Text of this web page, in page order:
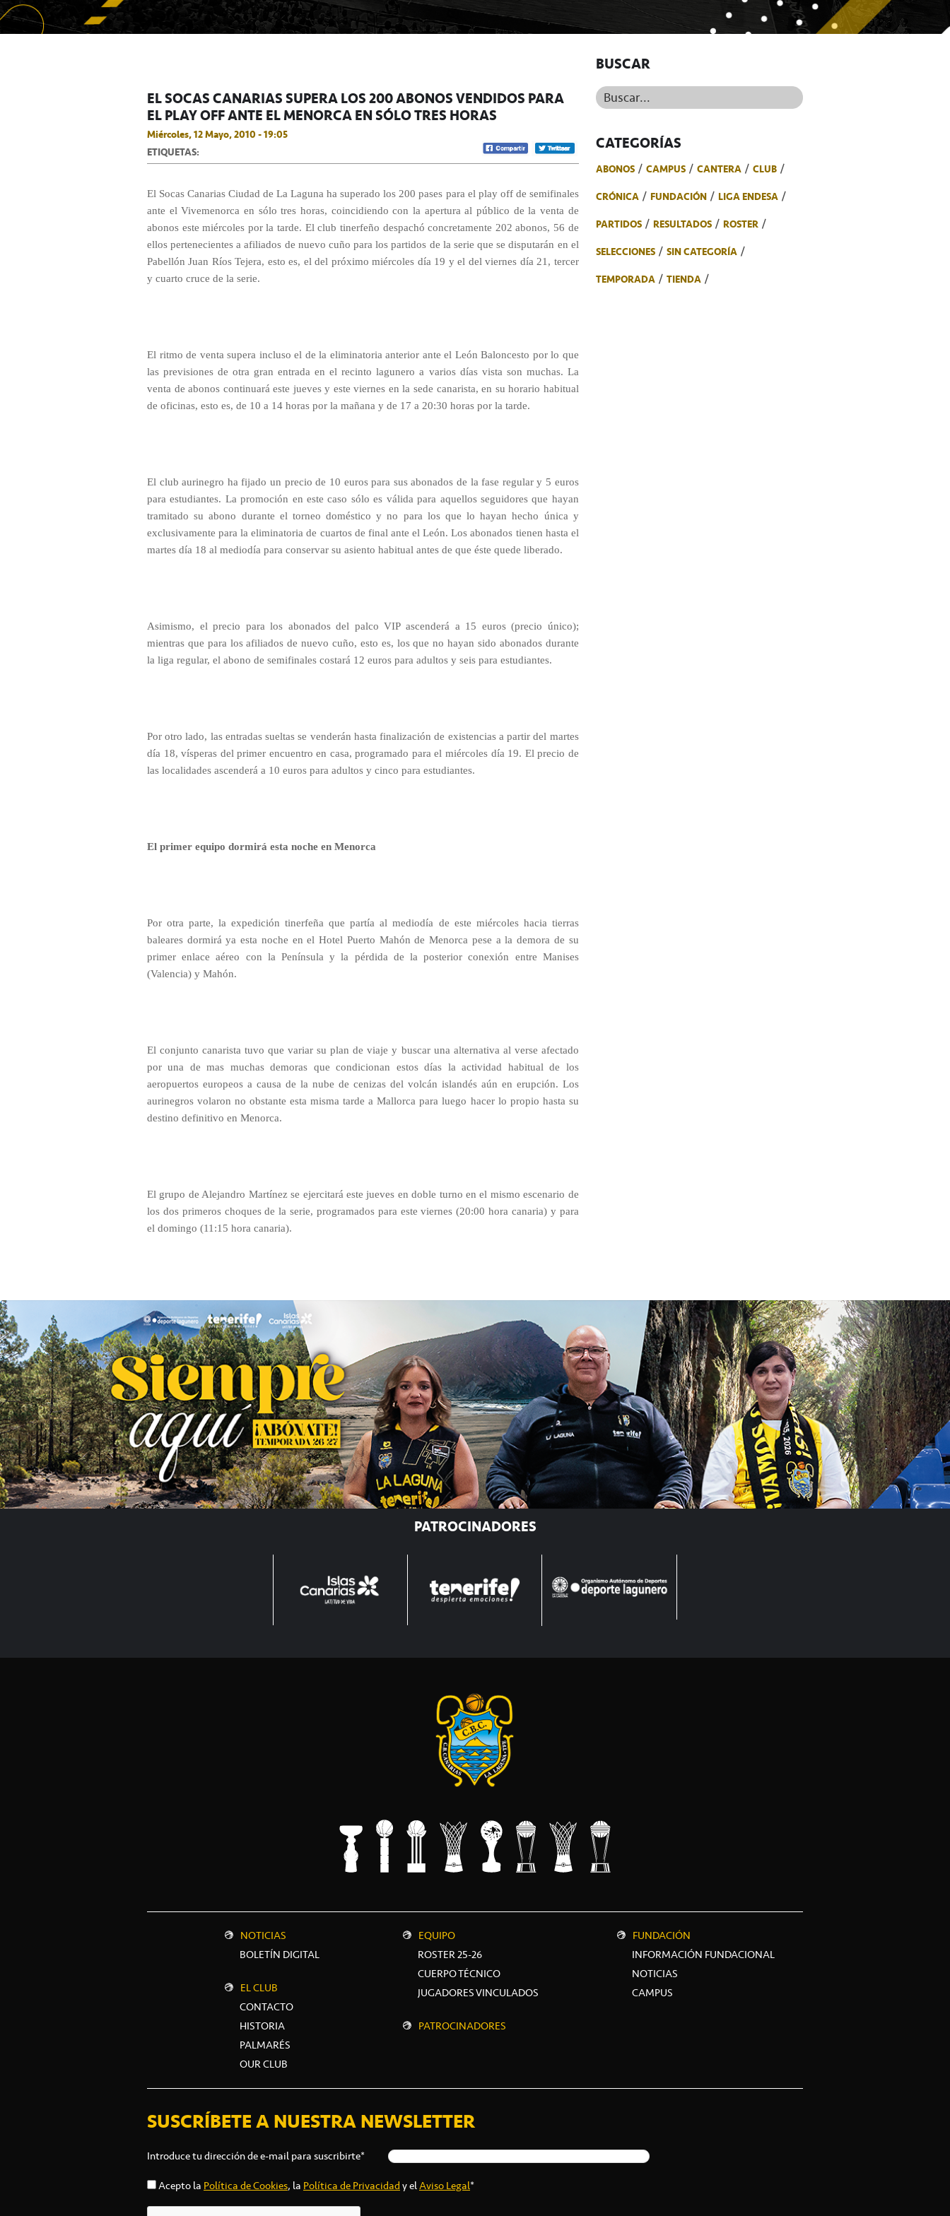
EL SOCAS CANARIAS SUPERA LOS 200 ABONOS VENDIDOS PARA
EL PLAY OFF ANTE EL MENORCA EN SÓLO TRES HORAS
Miércoles, 12 Mayo, 2010 - 19:05
ETIQUETAS:
El Socas Canarias Ciudad de La Laguna ha superado los 200 pases para el play off de semifinales
ante el Vivemenorca en sólo tres horas, coincidiendo con la apertura al público de la venta de
abonos este miércoles por la tarde. El club tinerfeño despachó concretamente 202 abonos, 56 de
ellos pertenecientes a afiliados de nuevo cuño para los partidos de la serie que se disputarán en el
Pabellón Juan Ríos Tejera, esto es, el del próximo miércoles día 19 y el del viernes día 21, tercer
y cuarto cruce de la serie.
El ritmo de venta supera incluso el de la eliminatoria anterior ante el León Baloncesto por lo que
las previsiones de otra gran entrada en el recinto lagunero a varios días vista son muchas. La
venta de abonos continuará este jueves y este viernes en la sede canarista, en su horario habitual
de oficinas, esto es, de 10 a 14 horas por la mañana y de 17 a 20:30 horas por la tarde.
El club aurinegro ha fijado un precio de 10 euros para sus abonados de la fase regular y 5 euros
para estudiantes. La promoción en este caso sólo es válida para aquellos seguidores que hayan
tramitado su abono durante el torneo doméstico y no para los que lo hayan hecho única y
exclusivamente para la eliminatoria de cuartos de final ante el León. Los abonados tienen hasta el
martes día 18 al mediodía para conservar su asiento habitual antes de que éste quede liberado.
Asimismo, el precio para los abonados del palco VIP ascenderá a 15 euros (precio único);
mientras que para los afiliados de nuevo cuño, esto es, los que no hayan sido abonados durante
la liga regular, el abono de semifinales costará 12 euros para adultos y seis para estudiantes.
Por otro lado, las entradas sueltas se venderán hasta finalización de existencias a partir del martes
día 18, vísperas del primer encuentro en casa, programado para el miércoles día 19. El precio de
las localidades ascenderá a 10 euros para adultos y cinco para estudiantes.
El primer equipo dormirá esta noche en Menorca
Por otra parte, la expedición tinerfeña que partía al mediodía de este miércoles hacia tierras
baleares dormirá ya esta noche en el Hotel Puerto Mahón de Menorca pese a la demora de su
primer enlace aéreo con la Península y la pérdida de la posterior conexión entre Manises
(Valencia) y Mahón.
El conjunto canarista tuvo que variar su plan de viaje y buscar una alternativa al verse afectado
por una de mas muchas demoras que condicionan estos días la actividad habitual de los
aeropuertos europeos a causa de la nube de cenizas del volcán islandés aún en erupción. Los
aurinegros volaron no obstante esta misma tarde a Mallorca para luego hacer lo propio hasta su
destino definitivo en Menorca.
El grupo de Alejandro Martínez se ejercitará este jueves en doble turno en el mismo escenario de
los dos primeros choques de la serie, programados para este viernes (20:00 hora canaria) y para
el domingo (11:15 hora canaria).
BUSCAR
Buscar...
CATEGORÍAS
ABONOS CAMPUS CANTERA
CLUB
CRÓNICA
FUNDACIÓN
LIGA ENDESA
PARTIDOS
RESULTADOS
ROSTER
SELECCIONES
SIN CATEGORÍA
TEMPORADA
TIENDA
PATROCINADORES
NOTICIAS
BOLETÍN DIGITAL
EL CLUB
CONTACTO
HISTORIA
PALMARÉS
OUR CLUB
EQUIPO
ROSTER 25-26
CUERPO TÉCNICO
JUGADORES VINCULADOS
PATROCINADORES
FUNDACIÓN
INFORMACIÓN FUNDACIONAL
NOTICIAS
CAMPUS
SUSCRÍBETE A NUESTRA NEWSLETTER
Introduce tu dirección de e-mail para suscribirte*
Acepto la Política de Cookies, la Política de Privacidady elAviso Legal*